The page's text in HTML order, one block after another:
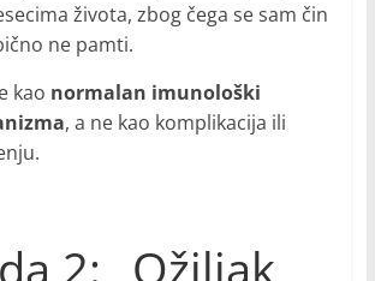
života, zbog čega se sam čin
ne pamti.
kao normalan imunološki
, a ne kao komplikacija ili
2: „Ožiljak